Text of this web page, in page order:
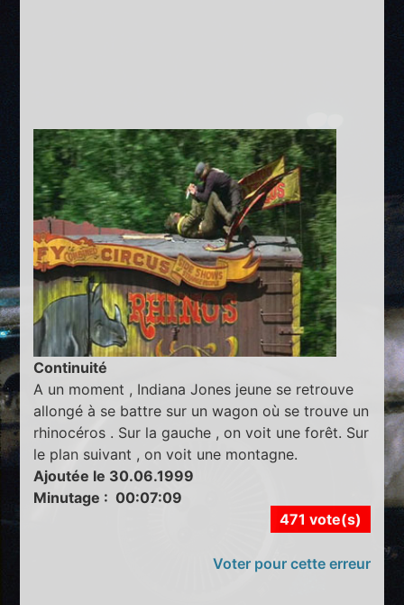
Continuité
A un moment , Indiana Jones jeune se retrouve
allongé à se battre sur un wagon où se trouve un
rhinocéros . Sur la gauche , on voit une forêt. Sur
le plan suivant , on voit une montagne.
Ajoutée le 30.06.1999
Minutage : 00:07:09
471 vote(s)
Voter pour cette erreur